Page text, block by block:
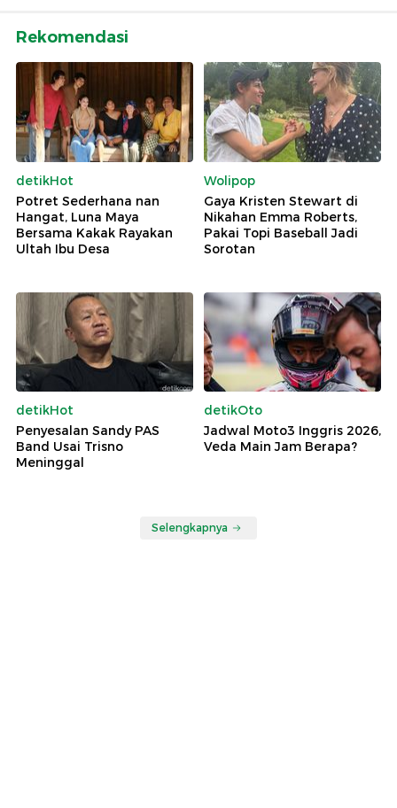
Rekomendasi
detikHot
Potret Sederhana nan
Hangat, Luna Maya
Bersama Kakak Rayakan
Ultah Ibu Desa
Wolipop
Gaya Kristen Stewart di
Nikahan Emma Roberts,
Pakai Topi Baseball Jadi
Sorotan
detikHot
Penyesalan Sandy PAS
Band Usai Trisno
Meninggal
detikOto
Jadwal Moto3 Inggris 2026,
Veda Main Jam Berapa?
Selengkapnya